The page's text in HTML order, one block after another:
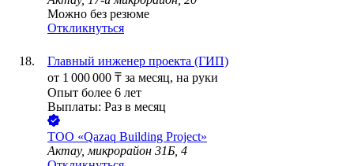
Можно без резюме
Откликнуться
Главный инженер проекта (ГИП)
от 1 000 000 ₸ за месяц, на руки
Опыт более 6 лет
Выплаты: Раз в месяц
ТОО «Qazaq Building Project»
Актау, микрорайон 31Б, 4